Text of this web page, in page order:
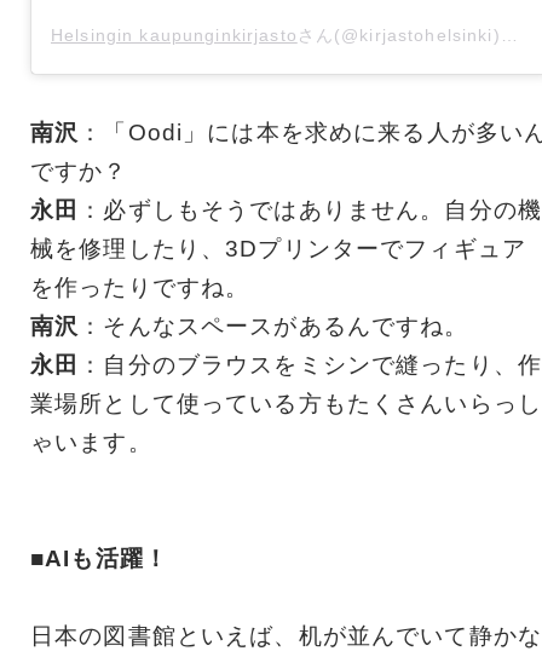
Helsingin kaupunginkirjasto さん(@kirjastohelsinki)がシェアした投稿 -
南沢 ：「Oodi」には本を求めに来る人が多い
ですか？
永田
：必ずしもそうではありません。自分の機
械を修理したり、3Dプリンターでフィギュア
を作ったりですね。
南沢 ：そんなスペースがあるんですね。
永田
：自分のブラウスをミシンで縫ったり、作
業場所として使っている方もたくさんいらっし
ゃいます。
■AIも活躍！
日本の図書館といえば、机が並んでいて静かな